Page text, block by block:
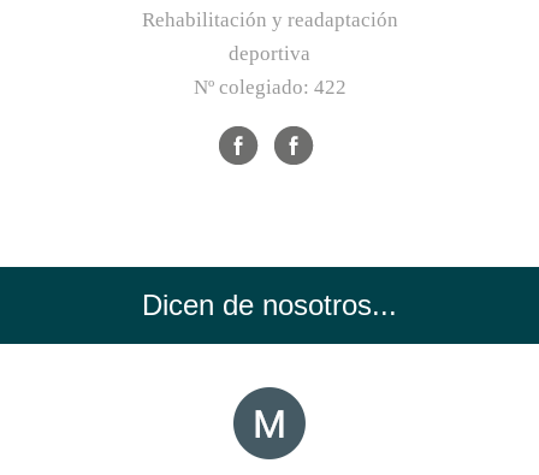
Rehabilitación y readaptación
deportiva
Nº colegiado: 422
Dicen de nosotros...